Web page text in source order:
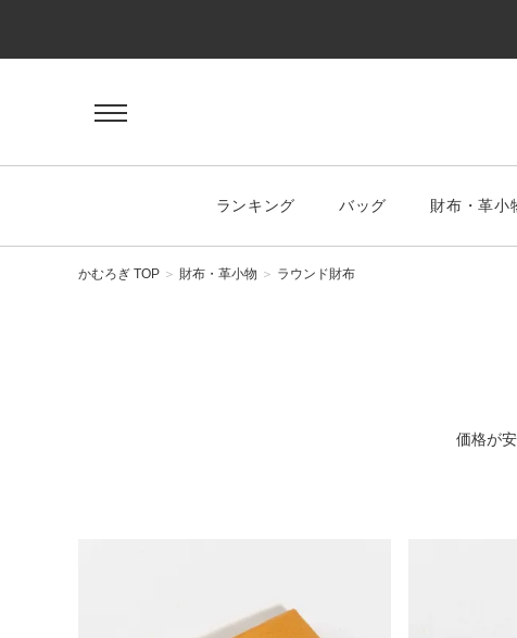
ランキング バッグ 財布・革小
KEYWORD
かむろぎ TOP 財布・革小物 ラウンド財布
価格が